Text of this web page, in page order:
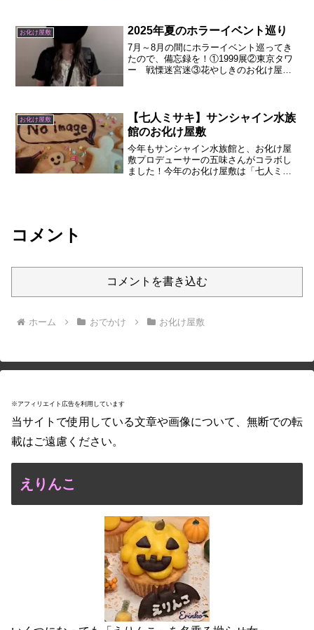
す。幽遊白書の左京さんも、色んな妖怪
が人間界に自由に行き来で...
お化け屋敷 2025年夏のホラーイベント巡り
7月～8月の間にホラーイベント巡ってき
たので、備忘録を！①1999展②東京タワ
ー 戦慄迷宮迷③花やしきのお化け屋敷
の物語に入って...
お化け屋敷
【七人ミサキ】サンシャイン水族
館のお化け​屋敷
今年もサンシャイン水族館と、お化け屋
敷プロデューサーの五味さんがコラボし
ました！今年のお化け屋敷は「七人ミサ
コメント
コメントを書き込む
ホーム おでかけ お化け屋敷
※アフィリエイト広告を利用しています
当サイトで使用している文章や画像について、無断での転
載はご遠慮ください。
えりんこ